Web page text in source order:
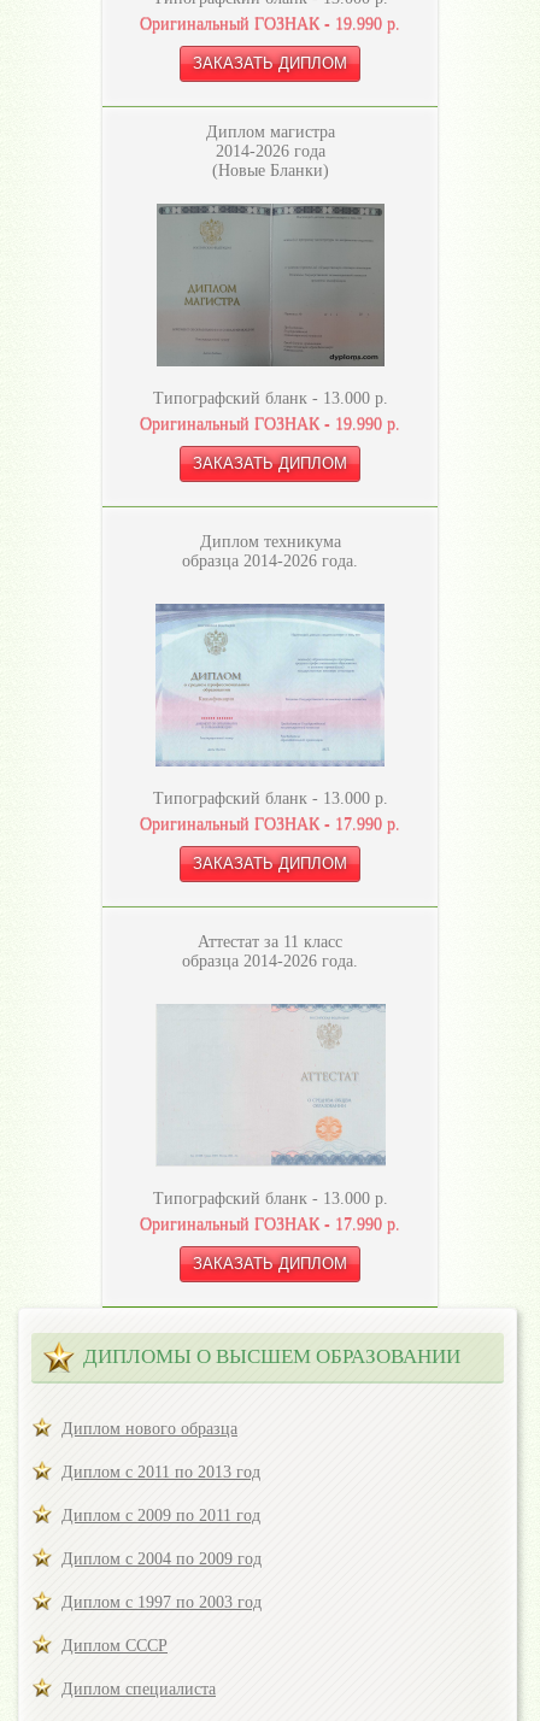
Оригинальный ГОЗНАК - 19.990 р.
Диплом магистра
2014-2026 года
(Новые Бланки)
Типографский бланк - 13.000р.
Оригинальный ГОЗНАК - 19.990 р.
Диплом техникума
образца 2014-2026 года.
Типографский бланк - 13.000р.
Оригинальный ГОЗНАК - 17.990 р.
Аттестат за 11 класс
образца 2014-2026 года.
Типографский бланк - 13.000р.
Оригинальный ГОЗНАК - 17.990 р.
ДИПЛОМЫ О ВЫСШЕМ ОБРАЗОВАНИИ
Диплом нового образца
Диплом с 2011 по 2013 год
Диплом с 2009 по 2011 год
Диплом с 2004 по 2009 год
Диплом с 1997 по 2003 год
Диплом СССР
Диплом специалиста